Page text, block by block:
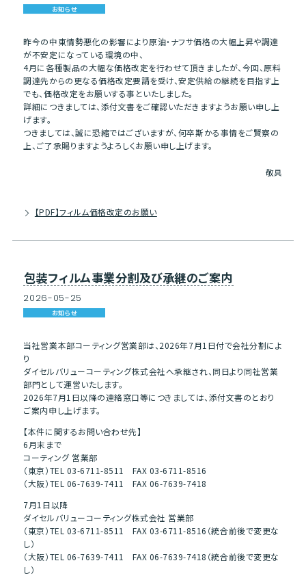
お知らせ
昨今の中東情勢悪化の影響により原油・ナフサ価格の大幅上昇や調達
が不安定になっている環境の中、
4月に各種製品の大幅な価格改定を行わせて頂きましたが、今回、原料
調達先からの更なる価格改定要請を受け、安定供給の継続を目指す上
でも、価格改定をお願いする事といたしました。
詳細につきましては、添付文書をご確認いただきますようお願い申し上
げます。
つきましては、誠に恐縮ではございますが、何卒斯かる事情をご賢察の
上、ご了承賜りますようよろしくお願い申し上げます。
敬具
【PDF】フィルム価格改定のお願い
包装フィルム事業分割及び承継のご案内
2026-05-25
お知らせ
当社営業本部コーティング営業部は、2026年7月1日付で会社分割によ
り
ダイセルバリューコーティング株式会社へ承継され、同日より同社営業
部門として運営いたします。
2026年7月1日以降の連絡窓口等につきましては、添付文書のとおり
ご案内申し上げます。
【本件に関するお問い合わせ先】
6月末まで
コーティング 営業部
（東京）TEL 03-6711-8511 FAX 03-6711-8516
（大阪）TEL 06-7639-7411 FAX 06-7639-7418
7月1日以降
ダイセルバリューコーティング株式会社 営業部
（東京）TEL 03-6711-8511 FAX 03-6711-8516（統合前後で変更な
し）
（大阪）TEL 06-7639-7411 FAX 06-7639-7418（統合前後で変更な
し）